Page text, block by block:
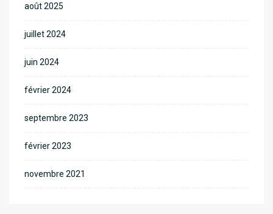
août 2025
juillet 2024
juin 2024
février 2024
septembre 2023
février 2023
novembre 2021